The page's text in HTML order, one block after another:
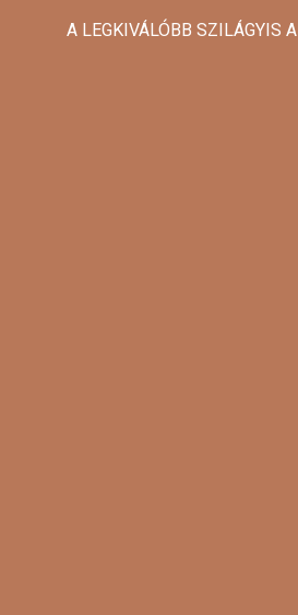
A LEGKIVÁLÓBB SZILÁGYIS